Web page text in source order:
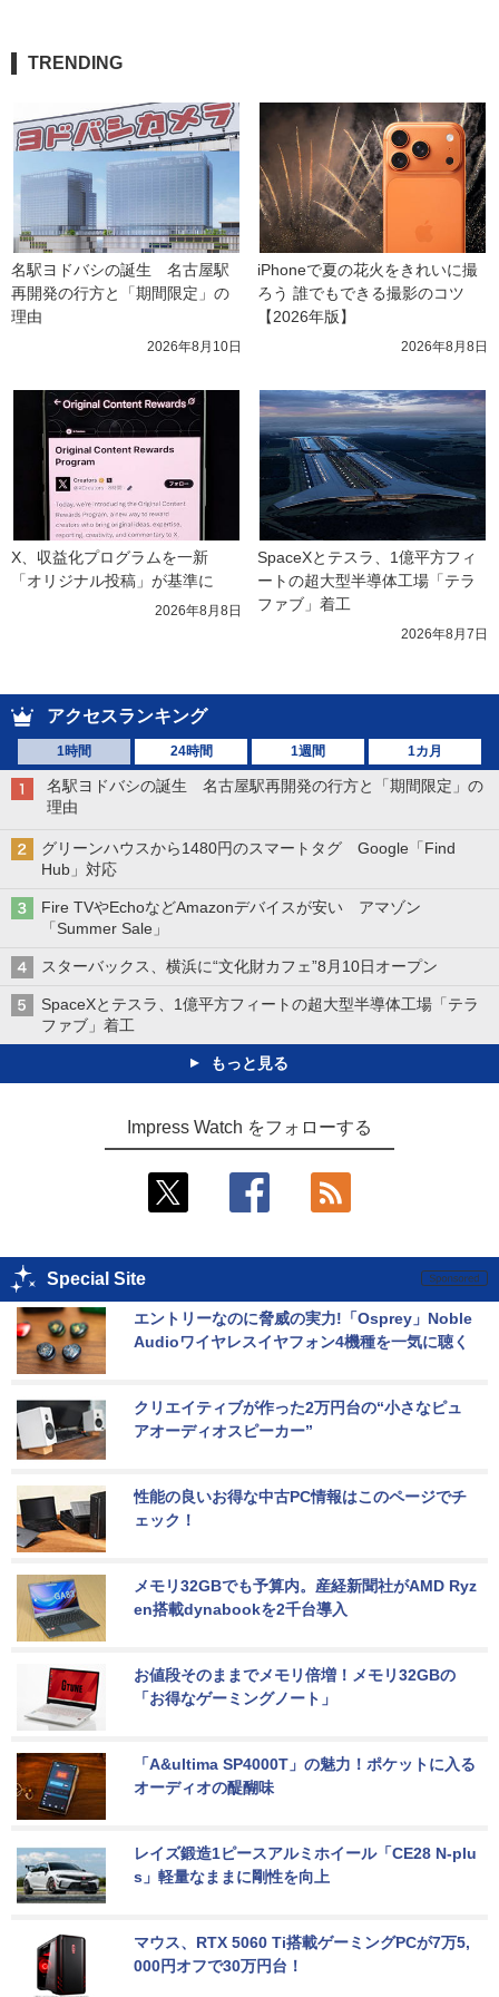
TRENDING
名駅ヨドバシの誕生　名古屋駅
再開発の行方と「期間限定」の
理由
2026年8月10日
iPhoneで夏の花火をきれいに撮
ろう 誰でもできる撮影のコツ
【2026年版】
2026年8月8日
X、収益化プログラムを一新
「オリジナル投稿」が基準に
2026年8月8日
SpaceXとテスラ、1億平方フィ
ートの超大型半導体工場「テラ
ファブ」着工
2026年8月7日
アクセスランキング
1時間 24時間 1週間 1カ月
名駅ヨドバシの誕生 名古屋駅再開発の行方と「期間限定」の
理由
グリーンハウスから1480円のスマートタグ Google「Find
Hub」対応
Fire TVやEchoなどAmazonデバイスが安い アマゾン
「Summer Sale」
スターバックス、横浜に“文化財カフェ”8月10日オープン
SpaceXとテスラ、1億平方フィートの超大型半導体工場「テラ
ファブ」着工
もっと見る
Impress Watch をフォローする
Special Site
エントリーなのに脅威の実力!「Osprey」Noble
Audioワイヤレスイヤフォン4機種を一気に聴く
クリエイティブが作った2万円台の“小さなピュ
アオーディオスピーカー”
性能の良いお得な中古PC情報はこのページでチ
ェック！
メモリ32GBでも予算内。産経新聞社がAMD Ryz
en搭載dynabookを2千台導入
お値段そのままでメモリ倍増！メモリ32GBの
「お得なゲーミングノート」
「A&ultima SP4000T」の魅力！ポケットに入る
オーディオの醍醐味
レイズ鍛造1ピースアルミホイール「CE28 N-plu
s」軽量なままに剛性を向上
マウス、RTX 5060 Ti搭載ゲーミングPCが7万5,
000円オフで30万円台！